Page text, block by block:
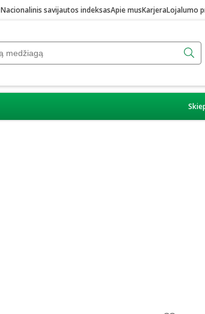
Nacionalinis savijautos indeksasApie musKarjeraLojalumo